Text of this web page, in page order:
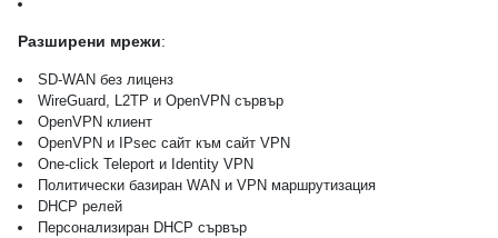
Разширени мрежи:
SD-WAN без лиценз
WireGuard, L2TP и OpenVPN сървър
OpenVPN клиент
OpenVPN и IPsec сайт към сайт VPN
One-click Teleport и Identity VPN
Политически базиран WAN и VPN маршрутизация
DHCP релей
Персонализиран DHCP сървър